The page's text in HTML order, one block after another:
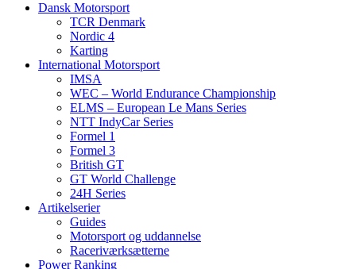
Dansk Motorsport
TCR Denmark
Nordic 4
Karting
International Motorsport
IMSA
WEC – World Endurance Championship
ELMS – European Le Mans Series
NTT IndyCar Series
Formel 1
Formel 3
British GT
GT World Challenge
24H Series
Artikelserier
Guides
Motorsport og uddannelse
Raceriværksætterne
Power Ranking